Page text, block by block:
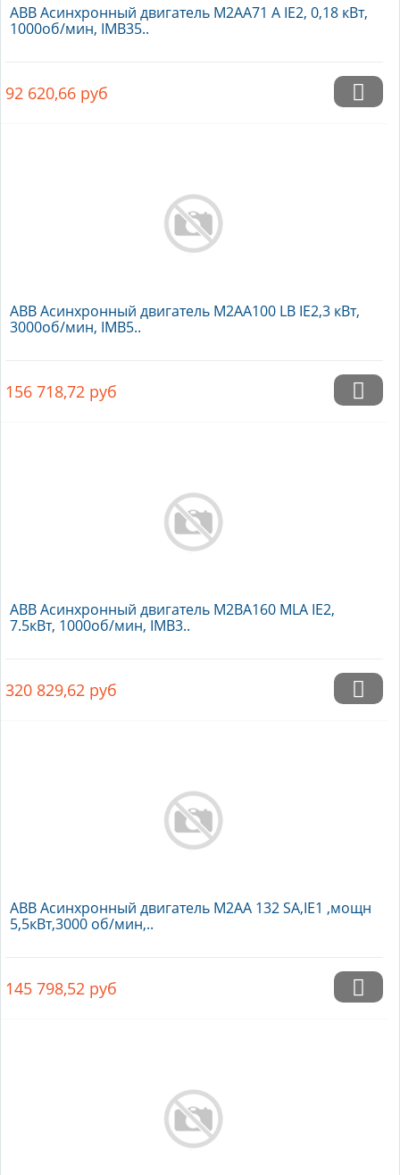
ABB Асинхронный двигатель M2AA71 A IE2, 0,18 кВт,
1000об/мин, IMB35..
92 620,66 руб
ABB Асинхронный двигатель M2AA100 LB IE2,3 кВт,
3000об/мин, IMB5..
156 718,72 руб
ABB Асинхронный двигатель M2BA160 MLA IE2,
7.5кВт, 1000об/мин, IMB3..
320 829,62 руб
ABB Асинхронный двигатель M2AA 132 SA,IE1 ,мощн
5,5кВт,3000 об/мин,..
145 798,52 руб